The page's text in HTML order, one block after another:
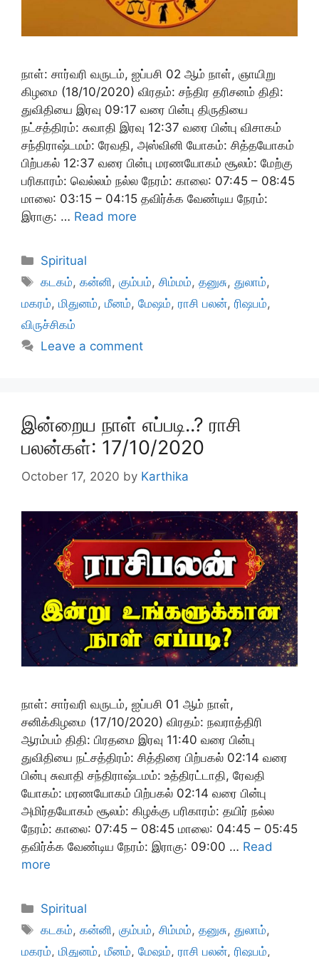
நாள்: சார்வரி வருடம், ஐப்பசி 02 ஆம் நாள், ஞாயிறு
கிழமை (18/10/2020) விரதம்: சந்திர தரிசனம் திதி:
துவிதியை இரவு 09:17 வரை பின்பு திருதியை
நட்சத்திரம்: சுவாதி இரவு 12:37 வரை பின்பு விசாகம்
சந்திராஷ்டமம்: ரேவதி, அஸ்வினி யோகம்: சித்தயோகம்
பிற்பகல் 12:37 வரை பின்பு மரணயோகம் சூலம்: மேற்கு
பரிகாரம்: வெல்லம் நல்ல நேரம்: காலை: 07:45 – 08:45
மாலை: 03:15 – 04:15 தவிர்க்க வேண்டிய நேரம்:
இராகு: … Read more
Categories
Spiritual
Tags
கடகம்,கன்னி,கும்பம்,சிம்மம்,தனுசு,துலாம்,
மகரம், மிதுனம், மீனம், மேஷம், ராசி பலன், ரிஷபம்,
விருச்சிகம்
Leave a comment
இன்றைய நாள் எப்படி..? ராசி
பலன்கள்: 17/10/2020
October 17, 2020 by Karthika
நாள்: சார்வரி வருடம், ஐப்பசி 01 ஆம் நாள்,
சனிக்கிழமை (17/10/2020) விரதம்: நவராத்திரி
ஆரம்பம் திதி: பிரதமை இரவு 11:40 வரை பின்பு
துவிதியை நட்சத்திரம்: சித்திரை பிற்பகல் 02:14 வரை
பின்பு சுவாதி சந்திராஷ்டமம்: உத்திரட்டாதி, ரேவதி
யோகம்: மரணயோகம் பிற்பகல் 02:14 வரை பின்பு
அமிர்தயோகம் சூலம்: கிழக்கு பரிகாரம்: தயிர் நல்ல
நேரம்: காலை: 07:45 – 08:45 மாலை: 04:45 – 05:45
தவிர்க்க வேண்டிய நேரம்: இராகு: 09:00 … Read
more
Categories
Spiritual
Tags
கடகம்,கன்னி,கும்பம்,சிம்மம்,தனுசு,துலாம்,
மகரம், மிதுனம், மீனம், மேஷம், ராசி பலன், ரிஷபம்,